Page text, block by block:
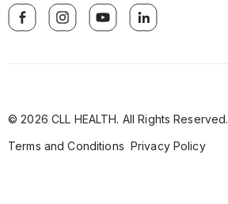
© 2026 CLL HEALTH. All Rights Reserved.
Terms and Conditions Privacy Policy